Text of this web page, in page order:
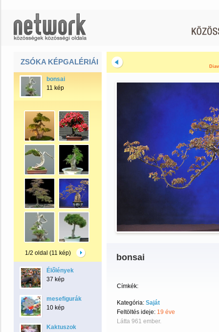
ZSÓKA KÉPGALÉRIÁI
bonsai
11 kép
1/2 oldal (11 kép)
Élőlények
37 kép
mesefigurák
10 kép
Kaktuszok
bonsai
Címkék:
Kategória: Saját
Feltöltés ideje: 19 éve
Látta 961 ember.